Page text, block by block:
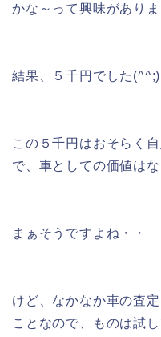
かな～って興味がありま
結果、５千円でした(^^;)
この５千円はおそらく
で、車としての価値は
まぁそうですよね・・
けど、なかなか車の査
ことなので、ものは試